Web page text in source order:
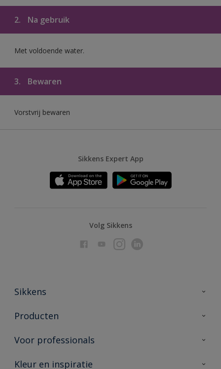
2. Na gebruik
Met voldoende water.
3. Bewaren
Vorstvrij bewaren
Sikkens Expert App
Volg Sikkens
Sikkens
Over Sikkens
Duurzaamheid
Producten
Producten voor binnen
Vind je verkooppunt
Voor professionals
Advies & service
Kleur en inspiratie